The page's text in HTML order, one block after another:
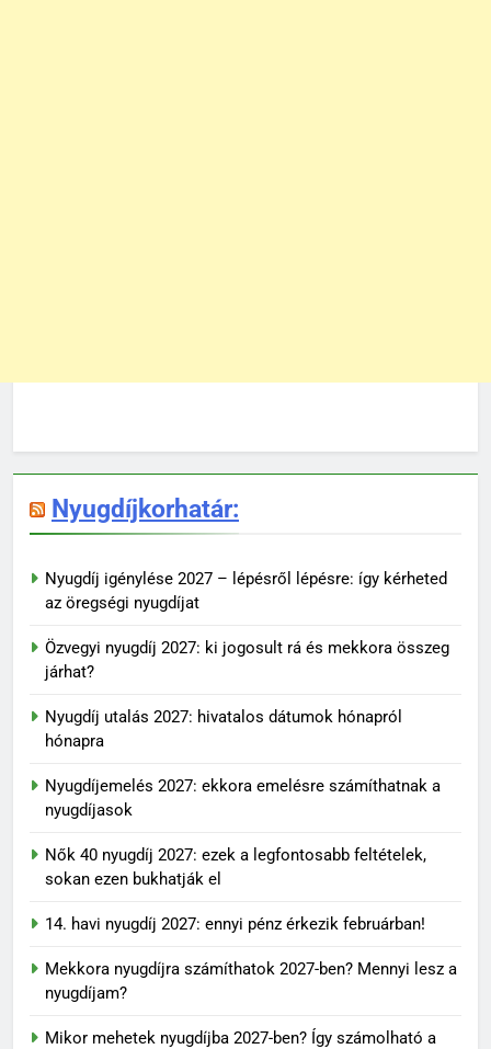
Nyugdíjkorhatár:
Nyugdíj igénylése 2027 – lépésről lépésre: így kérheted
az öregségi nyugdíjat
Özvegyi nyugdíj 2027: ki jogosult rá és mekkora összeg
járhat?
Nyugdíj utalás 2027: hivatalos dátumok hónapról
hónapra
Nyugdíjemelés 2027: ekkora emelésre számíthatnak a
nyugdíjasok
Nők 40 nyugdíj 2027: ezek a legfontosabb feltételek,
sokan ezen bukhatják el
14. havi nyugdíj 2027: ennyi pénz érkezik februárban!
Mekkora nyugdíjra számíthatok 2027-ben? Mennyi lesz a
nyugdíjam?
Mikor mehetek nyugdíjba 2027-ben? Így számolható a